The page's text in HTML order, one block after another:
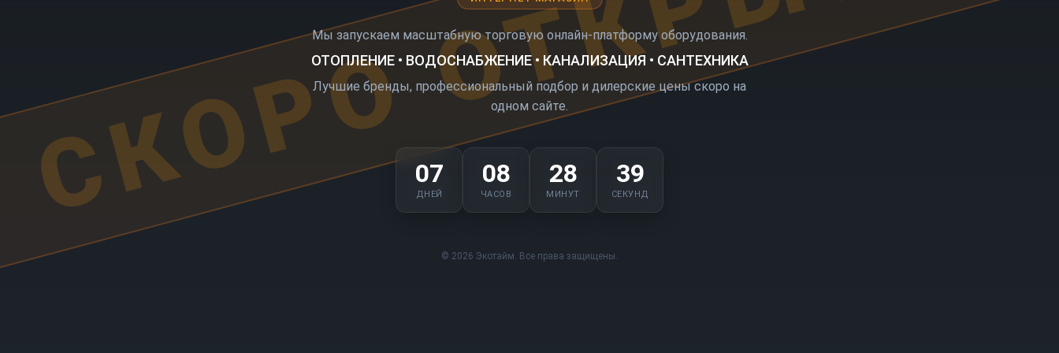
Мы запускаем масштабную торговую онлайн-платформу оборудования.
ОТОПЛЕНИЕ • ВОДОСНАБЖЕНИЕ • КАНАЛИЗАЦИЯ • САНТЕХНИКА
Лучшие бренды, профессиональный подбор и дилерские цены скоро на
одном сайте.
07
ДНЕЙ
08
ЧАСОВ
28
МИНУТ
39
СЕКУНД
© 2026 Экотайм. Все права защищены.